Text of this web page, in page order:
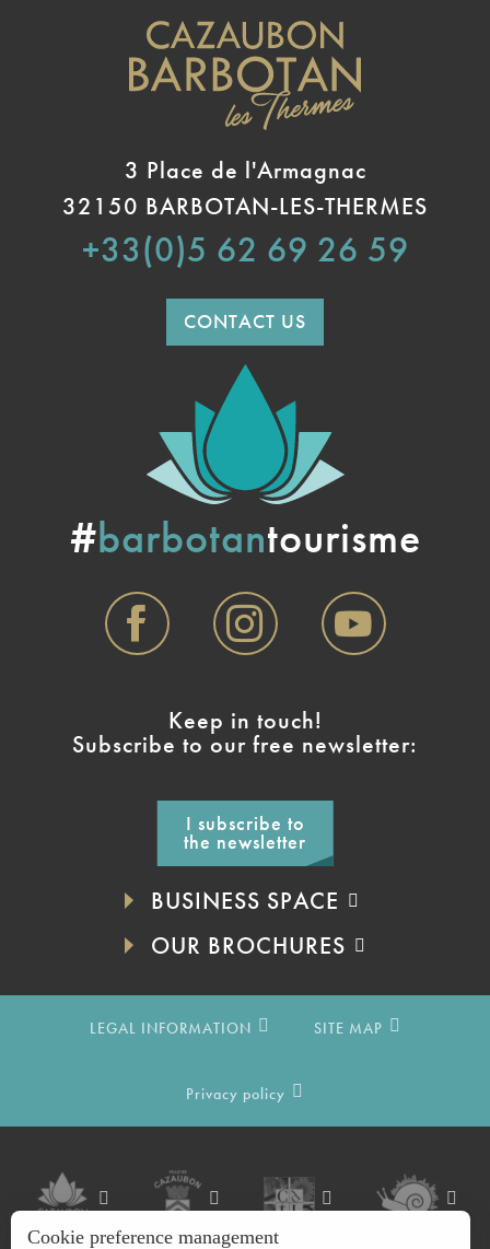
3 Place de l'Armagnac
32150 BARBOTAN-LES-THERMES
+33(0)5 62 69 26 59
CONTACT US
#barbotantourisme
Keep in touch!
Subscribe to our free newsletter:
I subscribe to
the newsletter
BUSINESS SPACE
OUR BROCHURES
LEGAL INFORMATION SITE MAP
Privacy policy
Cookie preference management